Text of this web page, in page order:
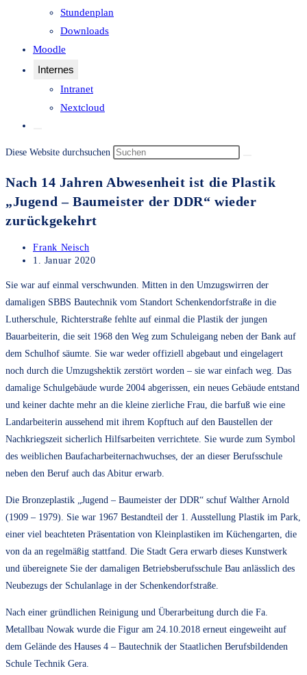
Stundenplan
Downloads
Moodle
Internes
Intranet
Nextcloud
umschalten
Diese Website durchsuchen
Nach 14 Jahren Abwesenheit ist die Plastik
„Jugend – Baumeister der DDR“ wieder
zurückgekehrt
Beitrags-
Autor:
Frank Neisch
Beitrag
1. Januar 2020
Sie war auf einmal verschwunden. Mitten in den Umzugswirren der
damaligen SBBS Bautechnik vom Standort Schenkendorfstraße in die
Lutherschule, Richterstraße fehlte auf einmal die Plastik der jungen
Bauarbeiterin, die seit 1968 den Weg zum Schuleigang neben der Bank auf
dem Schulhof säumte. Sie war weder offiziell abgebaut und eingelagert
noch durch die Umzugshektik zerstört worden – sie war einfach weg. Das
damalige Schulgebäude wurde 2004 abgerissen, ein neues Gebäude entstand
und keiner dachte mehr an die kleine zierliche Frau, die barfuß wie eine
Landarbeiterin aussehend mit ihrem Kopftuch auf den Baustellen der
Nachkriegszeit sicherlich Hilfsarbeiten verrichtete. Sie wurde zum Symbol
des weiblichen Baufacharbeiternachwuchses, der an dieser Berufsschule
neben den Beruf auch das Abitur erwarb.
Die Bronzeplastik „Jugend – Baumeister der DDR“ schuf Walther Arnold
(1909 – 1979). Sie war 1967 Bestandteil der 1. Ausstellung Plastik im Park,
einer viel beachteten Präsentation von Kleinplastiken im Küchengarten, die
von da an regelmäßig stattfand. Die Stadt Gera erwarb dieses Kunstwerk
und übereignete Sie der damaligen Betriebsberufsschule Bau anlässlich des
Neubezugs der Schulanlage in der Schenkendorfstraße.
Nach einer gründlichen Reinigung und Überarbeitung durch die Fa.
Metallbau Nowak wurde die Figur am 24.10.2018 erneut eingeweiht auf
dem Gelände des Hauses 4 – Bautechnik der Staatlichen Berufsbildenden
Schule Technik Gera.